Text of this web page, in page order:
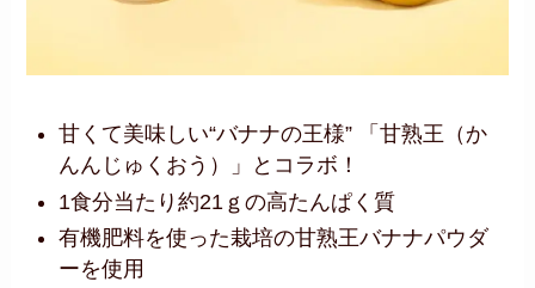
甘くて美味しい“バナナの王様” 「甘熟王（か
んんじゅくおう）」とコラボ！
1食分当たり約21ｇの高たんぱく質
有機肥料を使った栽培の甘熟王バナナパウダ
ーを使用